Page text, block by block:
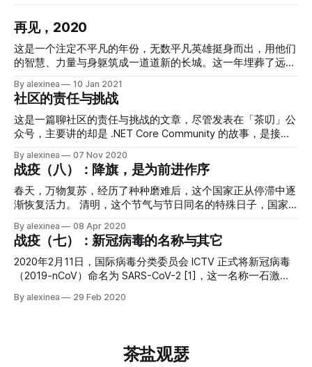
再见，2020
这是一个注定不平凡的年份，无数平凡英雄挺身而出，用他们
的智慧、力量与身躯筑成一道道新的长城。这一年埋葬了远方
苦，他们在嘲笑与癫狂中走向穷途末路。这一年实属不易，许
多人和事物在这一年成为我们的记忆，永远留在了过去；许多
人和事物成为我们的榜样，为我们所追随和学习。没有哪一年
如今年这般光怪陆离、匪夷所思，也没有哪一年如今年这般转
再见，2020；你好，2021。 ※ ※ ※ 在海上 / 在风雨后的山顶
永远有一颗 / 万颗的明星！[1] ※ ※ ※ 2020 年最大的「黑天
鹅」事件便是新冠疫情的大爆发。然而从某种意义上来讲，它
却是一种白天鹅事件。在《黑天鹅》一书中，作者纳西姆·塔
生的事[1]。的确，无论是 WHO、WEF[2]、CEPI[3] 还是比尔·
盖茨等个人都多次警示人们爆发大流感的风险[4]
By alexinea 10 Jan 2021
社区的责任与挑战
这是一篇聊社区的责任与挑战的文章，尽管发表在「茶叨」公
众号，主要讲的却是 .NET Core Community 的故事，是接下
「茶叨」公众号中启用「茶有聊」专题，与大家聊一聊我认为
的社区，并在「NCC 开源社区」公众号中发表多篇《NCC
Story》，与大家分享社区从无到有、从有到大一路走来背后
的故事。 2020 年是个魔幻年份，好多我们不曾料到的东西在
章的总起，让我们从头开始认识一下 NCC 吧。 NCC 全称
.NET Core Community，是一个以 .NET 为主要技术栈的开源
技术社区，她是民间自发成立的非官方、不以盈利为目的的社
区，她是由 5 位联合发起人发起、近百名 .NET
By alexinea 07 Nov 2020
战疫（八）：降旗，是为前进作序
春天，万物复苏，经历了种种磨难后，这个国家正从停滞中逐
渐恢复活力。 清明，这个节气与节日同名的特殊日子，国家
体同胞降旗志哀。 这三分钟的默哀，如同三千年之久，自元
月至今的种种回忆化作千丝万缕道思绪萦绕在心田，那有名与
无名的逝去者们在冥冥间与我们交融，悲其所悲，忧其所忧，
叹其所叹。 这三分钟的默哀，又如三秒般短暂，我们低下头
光，必不负逝去者们的遗愿，使这腌臜病毒肆虐的每一寸土地
过、理解过与谅解过。曾经因为一条微博求助而愤怒又怜悯，
曾经因为口罩被截胡而痛骂大理没道理，曾经因为谣言的此起
By alexinea 08 Apr 2020
战疫（七）：新冠病毒的名称与其它
2020年2月11日，国际病毒分类委员会 ICTV 正式将新冠病毒
（2019-nCoV）命名为 SARS-CoV-2 [1]，这一名称一石激起
（2003年非典病毒叫做 SARS），也有人强烈建议要求国际病
身专业和研究进行的观点，因此它们可能相互矛盾或与随后的
研究新发现不一致。本文试图将这些信息索引起来，以资各位
By alexinea 29 Feb 2020
茶盐观瑟